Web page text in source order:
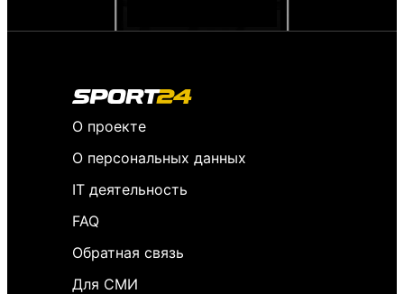
О проекте
О персональных данных
IT деятельность
FAQ
Обратная связь
Для СМИ